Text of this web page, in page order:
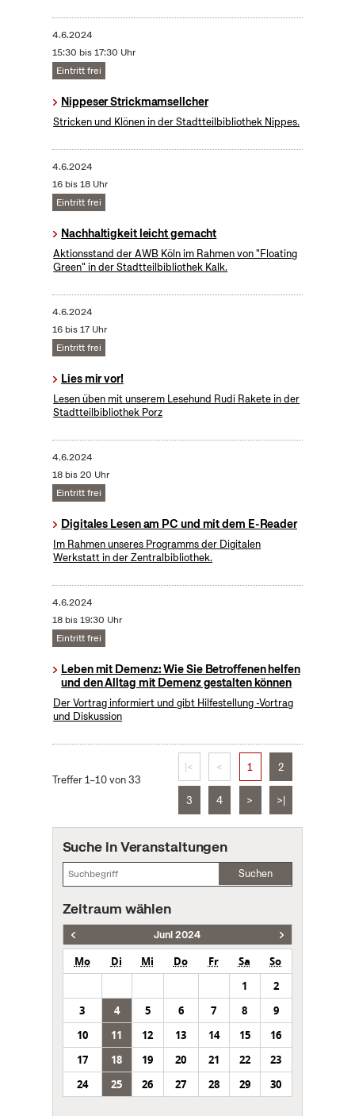
4.6.2024
15:30 bis 17:30 Uhr
Eintritt frei
Nippeser Strickmamsellcher
Stricken und Klönen in der Stadtteilbibliothek Nippes.
4.6.2024
16 bis 18 Uhr
Eintritt frei
Nachhaltigkeit leicht gemacht
Aktionsstand der AWB Köln im Rahmen von "Floating
Green" in der Stadtteilbibliothek Kalk.
4.6.2024
16 bis 17 Uhr
Eintritt frei
Lies mir vor!
Lesen üben mit unserem Lesehund Rudi Rakete in der
Stadtteilbibliothek Porz
4.6.2024
18 bis 20 Uhr
Eintritt frei
Digitales Lesen am PC und mit dem E-Reader
Im Rahmen unseres Programms der Digitalen
Werkstatt in der Zentralbibliothek.
4.6.2024
18 bis 19:30 Uhr
Eintritt frei
Leben mit Demenz: Wie Sie Betroffenen helfen
und den Alltag mit Demenz gestalten können
Der Vortrag informiert und gibt Hilfestellung -Vortrag
und Diskussion
Treffer 1–10 von 33
|< < 1 2
3 4 > >|
Suche in Veranstaltungen
Suchen
Zeitraum wählen
Juni 2024
Mo Di Mi Do Fr Sa
So
1
2
3
4 5 6 7 8
9
10
11 12 13 14 15
16
17
18 19 20 21 22
23
24
25 26 27 28 29 30